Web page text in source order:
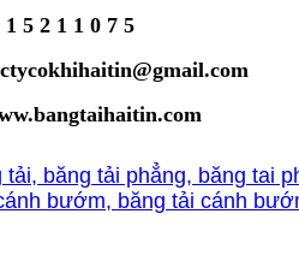
5 2 1 1 0 7 5
băng tải phẳng, băng tai
bướm, băng tải cánh